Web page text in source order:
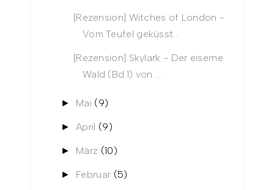
[Rezension] Witches of London -
Vom Teufel geküsst...
[Rezension] Skylark - Der eiserne
Wald (Bd.1) von ...
► Mai (9)
►April (9)
► März (10)
► Februar (5)